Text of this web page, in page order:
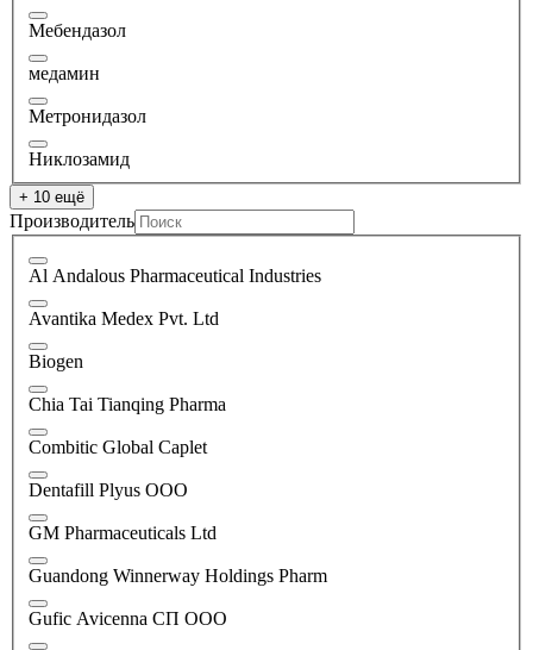
Мебендазол
медамин
Метронидазол
Никлозамид
+ 10 ещё
Производитель
Al Andalous Pharmaceutical Industries
Avantika Medex Pvt. Ltd
Biogen
Chia Tai Tianqing Pharma
Combitic Global Caplet
Dentafill Plyus OOO
GM Pharmaceuticals Ltd
Guandong Winnerway Holdings Pharm
Gufic Avicenna СП ООО